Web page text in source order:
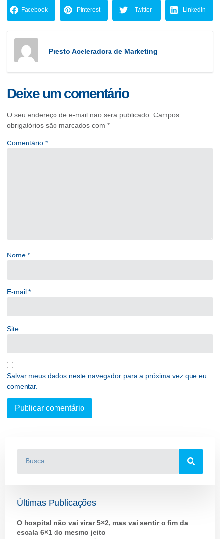
Facebook Pinterest Twitter LinkedIn
Presto Aceleradora de Marketing
Deixe um comentário
O seu endereço de e-mail não será publicado. Campos
obrigatórios são marcados com *
Comentário *
Nome *
E-mail *
Site
Salvar meus dados neste navegador para a próxima vez que eu
comentar.
Últimas Publicações
O hospital não vai virar 5×2, mas vai sentir o fim da
escala 6×1 do mesmo jeito